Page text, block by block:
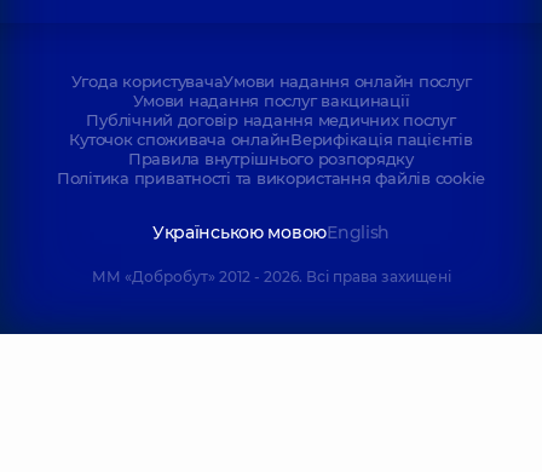
Угода користувачаУмови надання онлайн послуг
Умови надання послуг вакцинації
Публічний договір надання медичних послуг
Куточок споживача онлайнВерифікація пацієнтів
Правила внутрішнього розпорядку
Політика приватності та використання файлів cookie
Українською мовоюEnglish
ММ «Добробут» 2012 - 2026. Всі права захищені